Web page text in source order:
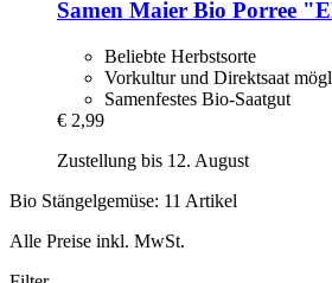
Samen Maier Bio Porree
Beliebte Herbstsorte
Vorkultur und Direktsaat
Samenfestes Bio-Saatgut
€ 2,99
Zustellung bis 12. August
Bio Stängelgemüse: 11 Artikel
Alle Preise inkl. MwSt.